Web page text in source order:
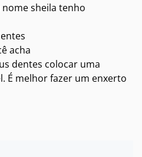
sheila tenho
acha
dentes colocar uma
É melhor fazer um enxerto